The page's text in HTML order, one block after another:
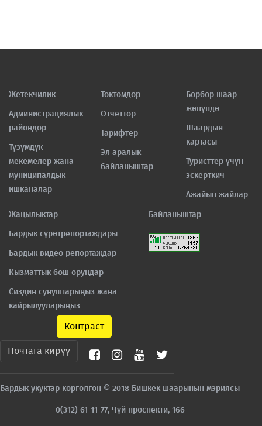
Жетекчилик
Администрациялык
райондор
Түзүмдүк
мекемелер жана
муниципалдык
ишканалар
Токтомдор
Отчёттор
Тарифтер
Эл аралык
байланыштар
Борбор шаар
жөнүндө
Шаардын
картасы
Туристтер үчүн
эскерткич
Ажайып жайлар
Жаңылыктар
Бардык сүрөтрепортаждары
Бардык видео репортаждар
Кызматтык бош орундар
Сиздин сунуштарыңыз жана
кайрылууларыңыз
Байланыштар
Контраст
Почтага кирүү
Бардык укуктар корголгон © 2018 Бишкек шаарынын мэриясы
0(312) 61-11-77, Чүй проспекти, 166